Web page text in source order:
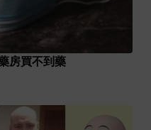
房買不到藥